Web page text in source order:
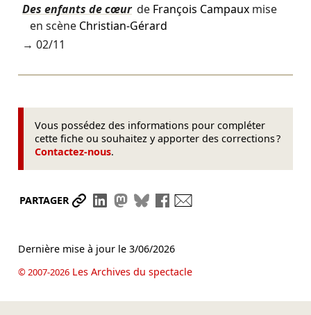
Des enfants de cœur de François Campauxmise
en scène Christian-Gérard
→ 02/11
Vous possédez des informations pour compléter
cette fiche ou souhaitez y apporter des corrections ?
Contactez-nous.
PARTAGER Partager le lien
Partager sur LinkedIn
Partager sur Mastodon
Partager sur Bluesky
Partager sur Facebook
Dernière mise à jour le 3/06/2026
© 2007-2026Les Archives du spectacle